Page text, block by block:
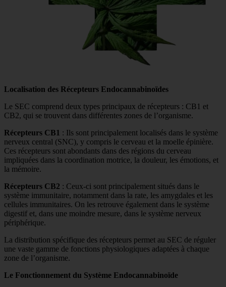
Localisation des Récepteurs Endocannabinoïdes
Le SEC comprend deux types principaux de récepteurs : CB1 et
CB2, qui se trouvent dans différentes zones de l’organisme.
Récepteurs CB1 : Ils sont principalement localisés dans le système
nerveux central (SNC), y compris le cerveau et la moelle épinière.
Ces récepteurs sont abondants dans des régions du cerveau
impliquées dans la coordination motrice, la douleur, les émotions, et
la mémoire.
Récepteurs CB2 : Ceux-ci sont principalement situés dans le
système immunitaire, notamment dans la rate, les amygdales et les
cellules immunitaires. On les retrouve également dans le système
digestif et, dans une moindre mesure, dans le système nerveux
périphérique.
La distribution spécifique des récepteurs permet au SEC de réguler
une vaste gamme de fonctions physiologiques adaptées à chaque
zone de l’organisme.
Le Fonctionnement du Système Endocannabinoïde